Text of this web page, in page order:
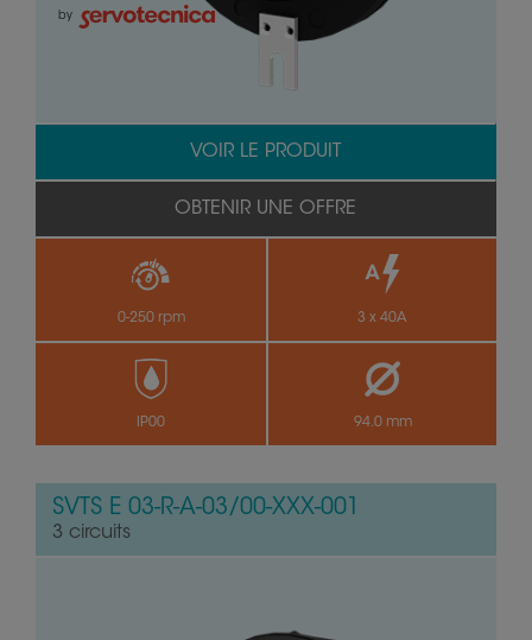
by
0-250 rpm 3 x 40A
IP00 94.0 mm
VOIR LE PRODUIT
OBTENIR UNE OFFRE
SVTS E 03-R-A-03/00-XXX-001
3 circuits